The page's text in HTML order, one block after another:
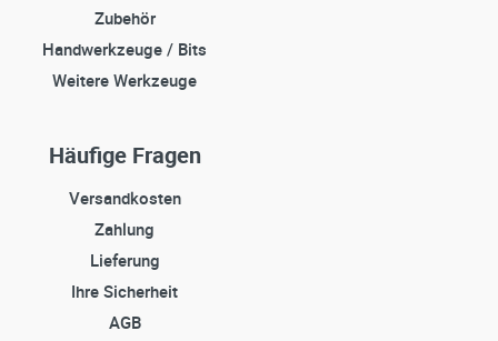
Zubehör
Handwerkzeuge / Bits
Weitere Werkzeuge
Häufige Fragen
Versandkosten
Zahlung
Lieferung
Ihre Sicherheit
AGB